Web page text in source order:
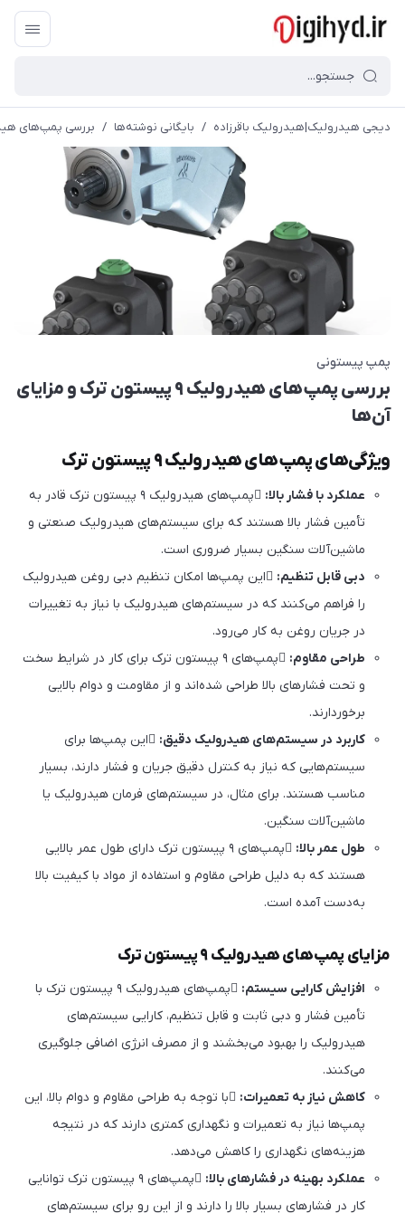
دیجی هیدرولیک|هیدرولیک باقرزاده / بایگانی نوشته‌ها / بررسی پمپ‌های هیدرولیک ۹ پیستون
پمپ پیستونی
بررسی پمپ‌های هیدرولیک ۹ پیستون ترک و مزایای
آن‌ها
ویژگی‌های پمپ‌های هیدرولیک ۹ پیستون ترک
عملکرد با فشار بالا:
پمپ‌های هیدرولیک ۹ پیستون ترک قادر به
تأمین فشار بالا هستند که برای سیستم‌های هیدرولیک صنعتی و
ماشین‌آلات سنگین بسیار ضروری است.
دبی قابل تنظیم:
این پمپ‌ها امکان تنظیم دبی روغن هیدرولیک
را فراهم می‌کنند که در سیستم‌های هیدرولیک با نیاز به تغییرات
در جریان روغن به کار می‌رود.
طراحی مقاوم:
پمپ‌های ۹ پیستون ترک برای کار در شرایط سخت
و تحت فشارهای بالا طراحی شده‌اند و از مقاومت و دوام بالایی
برخوردارند.
کاربرد در سیستم‌های هیدرولیک دقیق:
این پمپ‌ها برای
سیستم‌هایی که نیاز به کنترل دقیق جریان و فشار دارند، بسیار
مناسب هستند. برای مثال، در سیستم‌های فرمان هیدرولیک یا
ماشین‌آلات سنگین.
طول عمر بالا:
پمپ‌های ۹ پیستون ترک دارای طول عمر بالایی
هستند که به دلیل طراحی مقاوم و استفاده از مواد با کیفیت بالا
به‌دست آمده است.
مزایای پمپ‌های هیدرولیک ۹ پیستون ترک
افزایش کارایی سیستم:
پمپ‌های هیدرولیک ۹ پیستون ترک با
تأمین فشار و دبی ثابت و قابل تنظیم، کارایی سیستم‌های
هیدرولیک را بهبود می‌بخشند و از مصرف انرژی اضافی جلوگیری
می‌کنند.
کاهش نیاز به تعمیرات:
با توجه به طراحی مقاوم و دوام بالا، این
پمپ‌ها نیاز به تعمیرات و نگهداری کمتری دارند که در نتیجه
هزینه‌های نگهداری را کاهش می‌دهد.
عملکرد بهینه در فشارهای بالا:
پمپ‌های ۹ پیستون ترک توانایی
کار در فشارهای بسیار بالا را دارند و از این رو برای سیستم‌های